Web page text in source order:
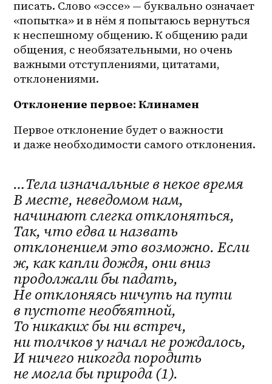
писать. Слово «эссе» — буквально означает
«попытка» и в нём я попытаюсь вернуться
к неспешному общению. К общению ради
общения, с необязательными, но очень
важными отступлениями, цитатами,
отклонениями.
Отклонение первое: Клинамен
Первое отклонение будет о важности
и даже необходимости самого отклонения.
…Тела изначальные в некое время
В месте, неведомом нам,
начинают слегка отклоняться,
Так, что едва и назвать
отклонением это возможно.Если
ж, как капли дождя, они вниз
продолжали бы падать,
Не отклоняясь ничуть на пути
в пустоте необъятной,
То никаких бы ни встреч,
ни толчков у начал не рождалось,
И ничего никогда породить
не могла бы природа (1).